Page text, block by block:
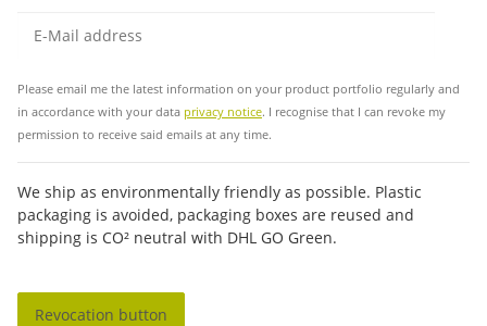
Please email me the latest information on your product portfolio regularly and
in accordance with your data privacy notice. I recognise that I can revoke my
permission to receive said emails at any time.
We ship as environmentally friendly as possible. Plastic
packaging is avoided, packaging boxes are reused and
shipping is CO² neutral with DHL GO Green.
Revocation button